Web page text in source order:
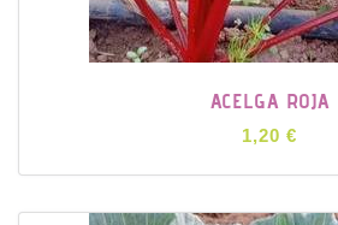
ACELGA ROJA
1,20 €